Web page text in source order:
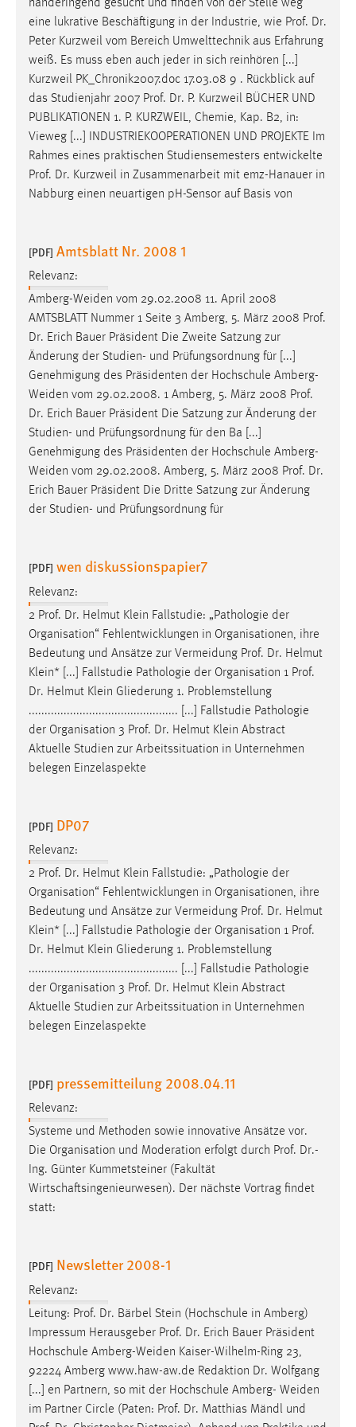
händeringend gesucht und finden von der Stelle weg
eine lukrative Beschäftigung in der Industrie, wie Prof. Dr.
Peter Kurzweil vom Bereich Umwelttechnik aus Erfahrung
weiß. Es muss eben auch jeder in sich reinhören [...]
Kurzweil PK_Chronik2007.doc 17.03.08 9 . Rückblick auf
das Studienjahr 2007 Prof. Dr. P. Kurzweil BÜCHER UND
PUBLIKATIONEN 1. P. KURZWEIL, Chemie, Kap. B2, in:
Vieweg [...] INDUSTRIEKOOPERATIONEN UND PROJEKTE Im
Rahmes eines praktischen Studiensemesters entwickelte
Prof. Dr. Kurzweil in Zusammenarbeit mit emz-Hanauer in
Nabburg einen neuartigen pH-Sensor auf Basis von
[PDF] Amtsblatt Nr. 2008 1
Relevanz:
Amberg-Weiden vom 29.02.2008 11. April 2008
AMTSBLATT Nummer 1 Seite 3 Amberg, 5. März 2008 Prof.
Dr. Erich Bauer Präsident Die Zweite Satzung zur
Änderung der Studien- und Prüfungsordnung für [...]
Genehmigung des Präsidenten der Hochschule Amberg-
Weiden vom 29.02.2008. 1 Amberg, 5. März 2008 Prof.
Dr. Erich Bauer Präsident Die Satzung zur Änderung der
Studien- und Prüfungsordnung für den Ba [...]
Genehmigung des Präsidenten der Hochschule Amberg-
Weiden vom 29.02.2008. Amberg, 5. März 2008 Prof. Dr.
Erich Bauer Präsident Die Dritte Satzung zur Änderung
der Studien- und Prüfungsordnung für
[PDF] wen diskussionspapier7
Relevanz:
2 Prof. Dr. Helmut Klein Fallstudie: „Pathologie der
Organisation“ Fehlentwicklungen in Organisationen, ihre
Bedeutung und Ansätze zur Vermeidung Prof. Dr. Helmut
Klein* [...] Fallstudie Pathologie der Organisation 1 Prof.
Dr. Helmut Klein Gliederung 1. Problemstellung
............................................... [...] Fallstudie Pathologie
der Organisation 3 Prof. Dr. Helmut Klein Abstract
Aktuelle Studien zur Arbeitssituation in Unternehmen
belegen Einzelaspekte
[PDF] DP07
Relevanz:
2 Prof. Dr. Helmut Klein Fallstudie: „Pathologie der
Organisation“ Fehlentwicklungen in Organisationen, ihre
Bedeutung und Ansätze zur Vermeidung Prof. Dr. Helmut
Klein* [...] Fallstudie Pathologie der Organisation 1 Prof.
Dr. Helmut Klein Gliederung 1. Problemstellung
............................................... [...] Fallstudie Pathologie
der Organisation 3 Prof. Dr. Helmut Klein Abstract
Aktuelle Studien zur Arbeitssituation in Unternehmen
belegen Einzelaspekte
[PDF] pressemitteilung 2008.04.11
Relevanz:
Systeme und Methoden sowie innovative Ansätze vor.
Die Organisation und Moderation erfolgt durch Prof. Dr.-
Ing. Günter Kummetsteiner (Fakultät
Wirtschaftsingenieurwesen). Der nächste Vortrag findet
statt:
[PDF] Newsletter 2008-1
Relevanz:
Leitung: Prof. Dr. Bärbel Stein (Hochschule in Amberg)
Impressum Herausgeber Prof. Dr. Erich Bauer Präsident
Hochschule Amberg-Weiden Kaiser-Wilhelm-Ring 23,
92224 Amberg www.haw-aw.de Redaktion Dr. Wolfgang
[...] en Partnern, so mit der Hochschule Amberg- Weiden
im Partner Circle (Paten: Prof. Dr. Matthias Mändl und
Performance
Name:
Zweck:
Für performante Seitenauslieferung wird in diesem Cookie
gespeichert, ob man eingeloggt ist.
Name:
Zweck:
Das Cookie speichert die gewählte Sprache der Website.
Cookie Laufzeit:
30 Tage
Chat
Name:
MibewSessionID, MIBEW_UserID, mibew_locale, mibew-
chat-frame-style-5e9dbeb1811c0446
Zweck:
MibewSessionID, mibew-chat-frame-style-
Jahre, MIBEW_UserID = 1 Jahr
Login
Name:
fe_user, be_user, be_lastLoginProvider
Zweck:
Dieser Cookie ist notwendig um sich an der Website
einloggen zu können.
STATISTIK
Statistik Cookies erfassen Informationen anonym.
Diese Informationen helfen uns zu verstehen, wie
unsere Besucher unsere Website nutzen.
Matomo
Name:
_pk_ref, _pk_cvar, _pk_id, _pk_ses
Max. 13 Monate
MARKETING
Marketing Cookies werden von Drittanbietern
hinweg verfolgen.
Google Ads
Name:
_gcl_au
Anbieter:
Google Ireland Limited